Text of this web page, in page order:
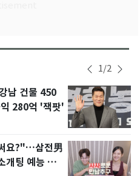
1/2
남 건물 450
280억 '잭팟'
요?"…삼전男
개팅 예능 화